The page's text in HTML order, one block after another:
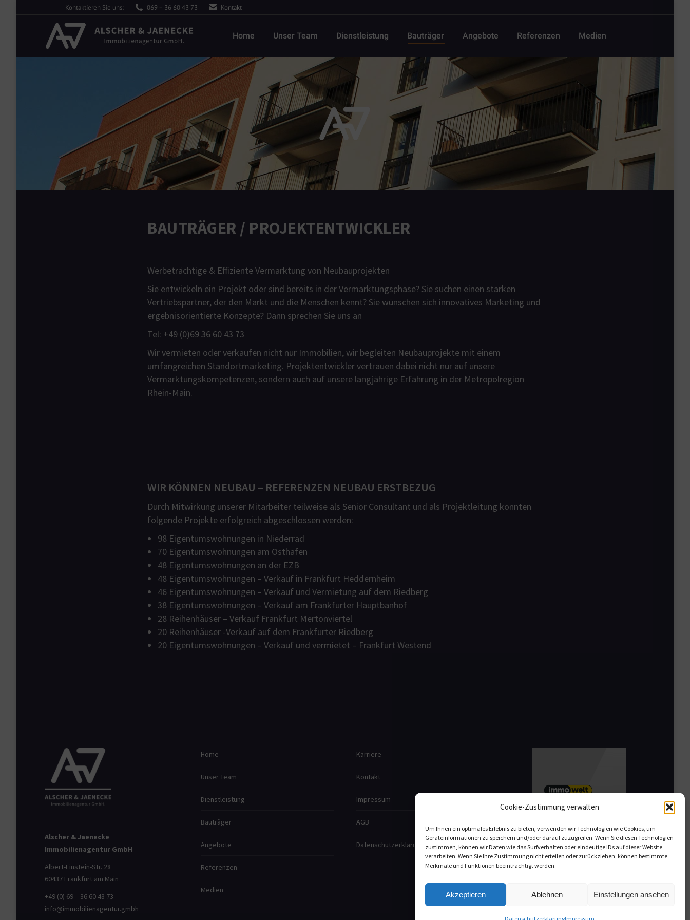
Cookie-Zustimmung verwalten
Um Ihnen ein optimales Erlebnis zu bieten, verwenden wir Technologien wie Cookies, um
Geräteinformationen zu speichern und/oder darauf zuzugreifen. Wenn Sie diesen Technologien
zustimmen, können wir Daten wie das Surfverhalten oder eindeutige IDs auf dieser Website
verarbeiten. Wenn Sie Ihre Zustimmung nicht erteilen oder zurückziehen, können bestimmte
Merkmale und Funktionen beeinträchtigt werden.
Akzeptieren Ablehnen Einstellungen ansehen
Kontaktieren Sie uns: 069 – 36 60 43 73 Kontakt
Home Unser Team Dienstleistung Bauträger Angebote Referenzen Medien
BAUTRÄGER / PROJEKTENTWICKLER
Werbeträchtige & Effiziente Vermarktung von Neubauprojekten
Sie entwickeln ein Projekt oder sind bereits in der Vermarktungsphase? Sie suchen einen starken
Vertriebspartner, der den Markt und die Menschen kennt? Sie wünschen sich innovatives Marketing und
ergebnisorientierte Konzepte? Dann sprechen Sie uns an
Tel: +49 (0)69 36 60 43 73
Wir vermieten oder verkaufen nicht nur Immobilien, wir begleiten Neubauprojekte mit einem
umfangreichen Standortmarketing. Projektentwickler vertrauen dabei nicht nur auf unsere
Vermarktungskompetenzen, sondern auch auf unsere langjährige Erfahrung in der Metropolregion
Rhein-Main.
WIR KÖNNEN NEUBAU – REFERENZEN NEUBAU ERSTBEZUG
Durch Mitwirkung unserer Mitarbeiter teilweise als Senior Consultant und als Projektleitung konnten
folgende Projekte erfolgreich abgeschlossen werden:
98 Eigentumswohnungen in Niederrad
70 Eigentumswohnungen am Osthafen
48 Eigentumswohnungen an der EZB
48 Eigentumswohnungen – Verkauf in Frankfurt Heddernheim
46 Eigentumswohnungen – Verkauf und Vermietung auf dem Riedberg
38 Eigentumswohnungen – Verkauf am Frankfurter Hauptbanhof
28 Reihenhäuser – Verkauf Frankfurt Mertonviertel
20 Reihenhäuser -Verkauf auf dem Frankfurter Riedberg
20 Eigentumswohnungen – Verkauf und vermietet – Frankfurt Westend
Alscher & Jaenecke
Immobilienagentur GmbH
Albert-Einstein-Str. 28
60437 Frankfurt am Main
+49 (0) 69 – 36 60 43 73
info@immobilienagentur.gmbh
Home
Unser Team
Dienstleistung
Bauträger
Angebote
Referenzen
Medien
Karriere
Kontakt
Impressum
AGB
Datenschutzerklärung